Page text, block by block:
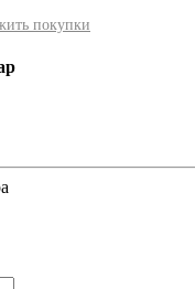
покупки